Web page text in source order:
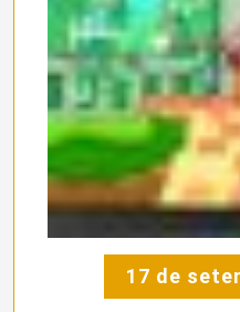
17 de